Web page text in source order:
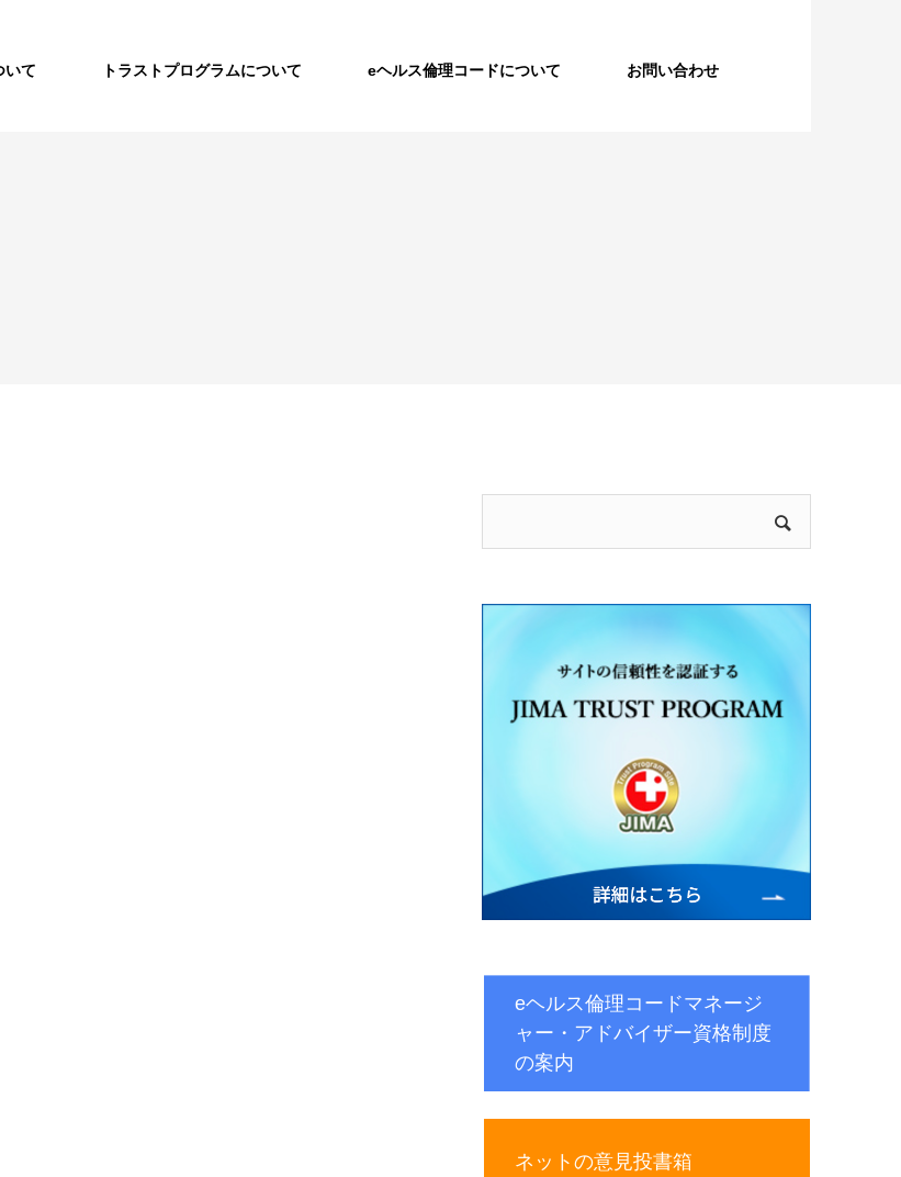
いて トラストプログラムについて eヘルス倫理コードについて お問い合わせ
eヘルス倫理コードマネージ
ャー・アドバイザー資格制度
の案内
ネットの意見投書箱